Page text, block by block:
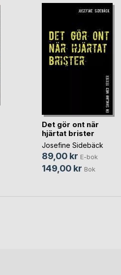
Det gör ont när
hjärtat brister
Josefine Sidebäck
89,00 kr E-bok
149,00 kr Bok